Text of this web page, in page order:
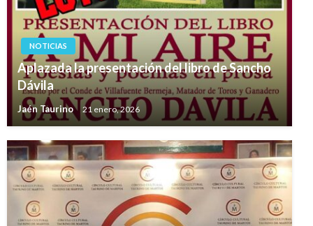
NOTICIAS
Aplazada la presentación del libro de Sancho
Dávila
Jaén Taurino 21 enero, 2026